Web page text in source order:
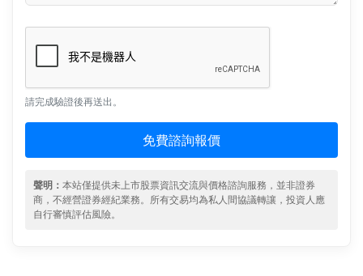
請完成驗證後再送出。
免費諮詢報價
聲明： 本站僅提供未上市股票資訊交流與價格諮詢服務，並非證券
商，不經營證券經紀業務。所有交易均為私人間協議轉讓，投資人應
自行審慎評估風險。